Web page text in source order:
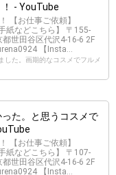
- YouTube
【お仕事ご依頼】
紙などこちら】 〒155-
世田谷区代沢4-16-6 2F
【Insta...
した。画期的なコスメでフルメ
った。と思うコスメで
【お仕事ご依頼】
紙などこちら】 〒107-
世田谷区代沢4-16-6 2F
【Insta...